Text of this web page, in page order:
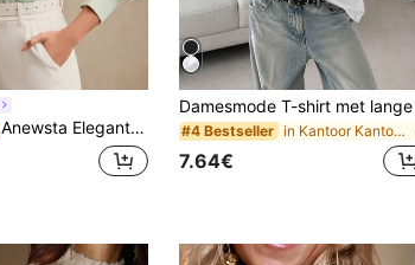
Anewsta Elegante blouse met lange mouwen, bloemenprint en kanten details en ruches aan de zoom, geschikt voor de lente/zomer, festivals, afstuderen, stijlvol, elegant, strand, vakantie, Valentijnsdag. #4 Bestseller in Kantoor Kantoor T-shirts
7.64€